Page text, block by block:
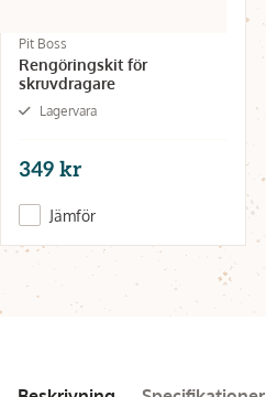
Pit Boss
Rengöringskit för
skruvdragare
Lagervara
349 kr
Jämför